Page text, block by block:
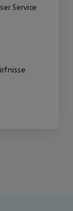
Service